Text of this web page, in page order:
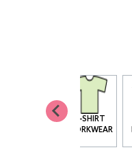
T SHIRT BIO
T-SHIRT
WORKWEAR